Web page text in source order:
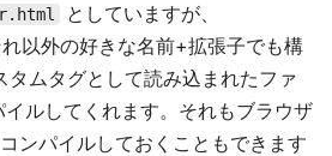
としていますが、
以外の好きな名前+拡張子でも構
ムタグとして読み込まれたファ
ルしてくれます。それもブラウザ
ンパイルしておくこともできます